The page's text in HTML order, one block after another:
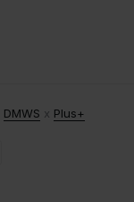
DMWS x Plus+